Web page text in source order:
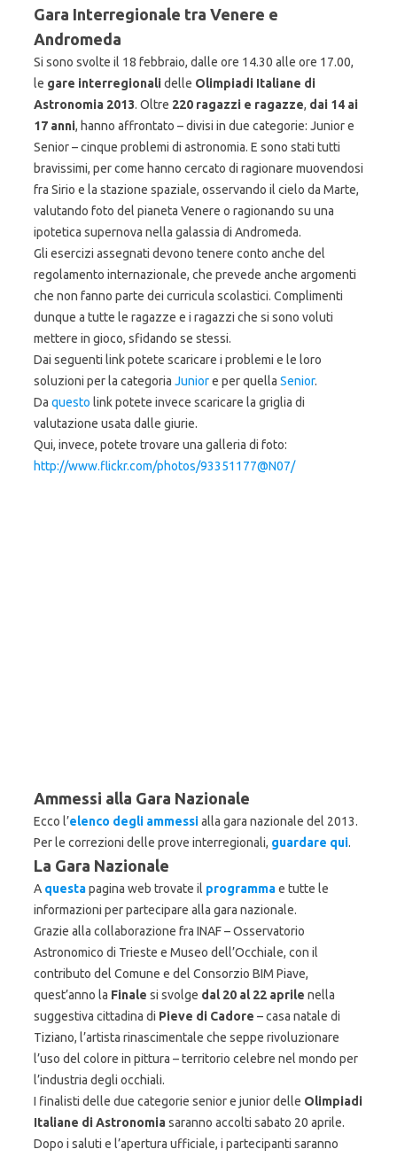
Gara Interregionale tra Venere e
Andromeda
Si sono svolte il 18 febbraio, dalle ore 14.30 alle ore 17.00,
le gare interregionalidelle Olimpiadi Italiane di
Astronomia 2013. Oltre 220 ragazzi e ragazze, dai 14 ai
17 anni, hanno affrontato – divisi in due categorie: Junior e
Senior – cinque problemi di astronomia. E sono stati tutti
bravissimi, per come hanno cercato di ragionare muovendosi
fra Sirio e la stazione spaziale, osservando il cielo da Marte,
valutando foto del pianeta Venere o ragionando su una
ipotetica supernova nella galassia di Andromeda.
Gli esercizi assegnati devono tenere conto anche del
regolamento internazionale, che prevede anche argomenti
che non fanno parte dei curricula scolastici. Complimenti
dunque a tutte le ragazze e i ragazzi che si sono voluti
mettere in gioco, sfidando se stessi.
Dai seguenti link potete scaricare i problemi e le loro
soluzioni per la categoria Juniore per quella Senior.
Da questo link potete invece scaricare la griglia di
valutazione usata dalle giurie.
Qui, invece, potete trovare una galleria di foto:
http://www.flickr.com/photos/93351177@N07/
Ammessi alla Gara Nazionale
Ecco l’elenco degli ammessialla gara nazionale del 2013.
Per le correzioni delle prove interregionali, guardare qui.
La Gara Nazionale
A questapagina web trovate il programmae tutte le
informazioni per partecipare alla gara nazionale.
Grazie alla collaborazione fra INAF – Osservatorio
Astronomico di Trieste e Museo dell’Occhiale, con il
contributo del Comune e del Consorzio BIM Piave,
quest’anno la Finale si svolge dal 20 al 22 aprile nella
suggestiva cittadina di Pieve di Cadore – casa natale di
Tiziano, l’artista rinascimentale che seppe rivoluzionare
l’uso del colore in pittura – territorio celebre nel mondo per
l’industria degli occhiali.
I finalisti delle due categorie senior e junior delle Olimpiadi
Italiane di Astronomiasaranno accolti sabato 20 aprile.
Dopo i saluti e l’apertura ufficiale, i partecipanti saranno